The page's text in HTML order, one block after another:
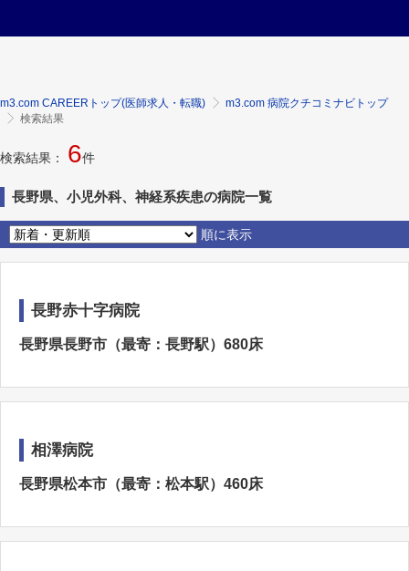
m3.com CAREERトップ(医師求人・転職)
m3.com 病院クチコミナビトップ
検索結果
検索結果： 6件
長野県、小児外科、神経系疾患の病院一覧
順に表示
長野赤十字病院
長野県長野市（最寄：長野駅）680床
相澤病院
長野県松本市（最寄：松本駅）460床